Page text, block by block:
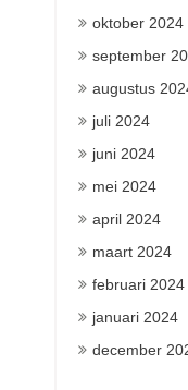
oktober 2024
september
augustus
juli 2024
juni 2024
mei 2024
april 2024
maart 2024
februari 2024
januari 2024
december